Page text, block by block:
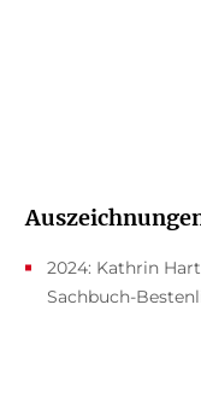
2024: Kathrin
Sachbuch-